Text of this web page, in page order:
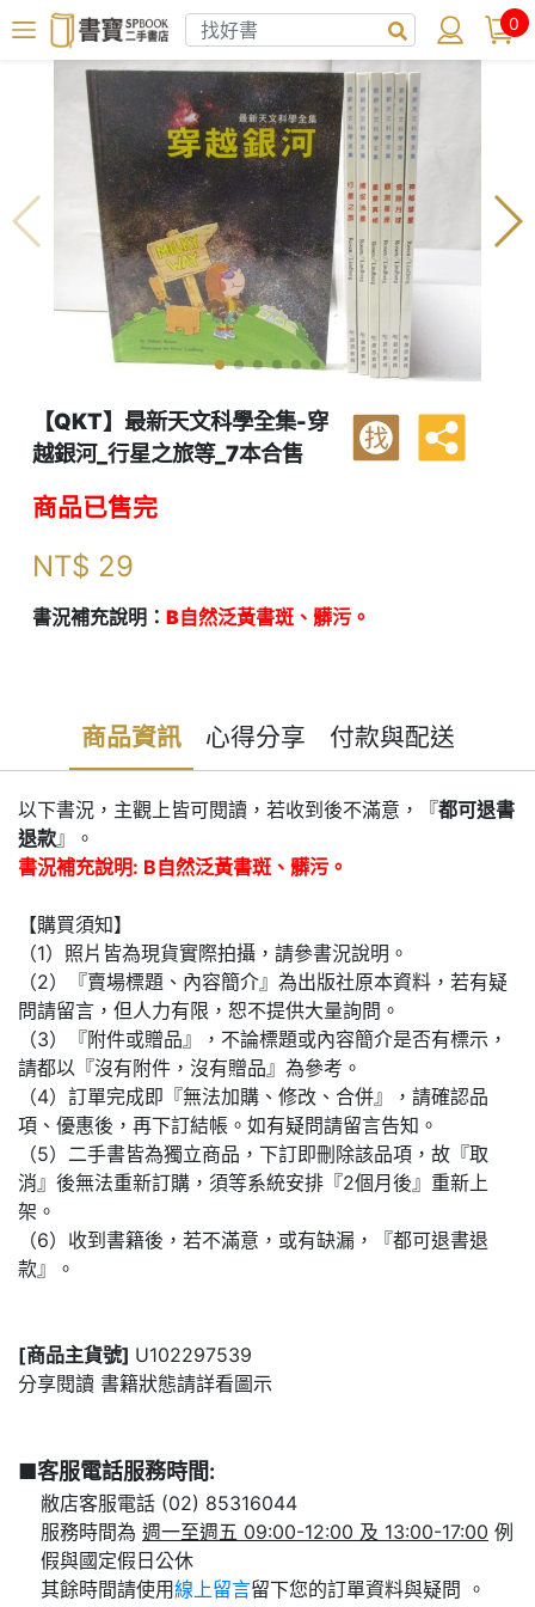
0
【QKT】最新天文科學全集-穿
越銀河_行星之旅等_7本合售
找
商品已售完
NT$ 29
書況補充說明： B自然泛黃書斑、髒污。
商品資訊 心得分享 付款與配送
以下書況，主觀上皆可閱讀，若收到後不滿意，『都可退書
退款』。
書況補充說明: B自然泛黃書斑、髒污。
【購買須知】
（1）照片皆為現貨實際拍攝，請參書況說明。
（2）『賣場標題、內容簡介』為出版社原本資料，若有疑
問請留言，但人力有限，恕不提供大量詢問。
（3）『附件或贈品』，不論標題或內容簡介是否有標示，
請都以『沒有附件，沒有贈品』為參考。
（4）訂單完成即『無法加購、修改、合併』，請確認品
項、優惠後，再下訂結帳。如有疑問請留言告知。
（5）二手書皆為獨立商品，下訂即刪除該品項，故『取
消』後無法重新訂購，須等系統安排『2個月後』重新上
架。
（6）收到書籍後，若不滿意，或有缺漏，『都可退書退
款』。
[商品主貨號] U102297539
分享閱讀 書籍狀態請詳看圖示
■客服電話服務時間:
敝店客服電話 (02) 85316044
服務時間為 週一至週五 09:00-12:00 及 13:00-17:00 例
假與國定假日公休
其餘時間請使用線上留言
留下您的訂單資料與疑問 。